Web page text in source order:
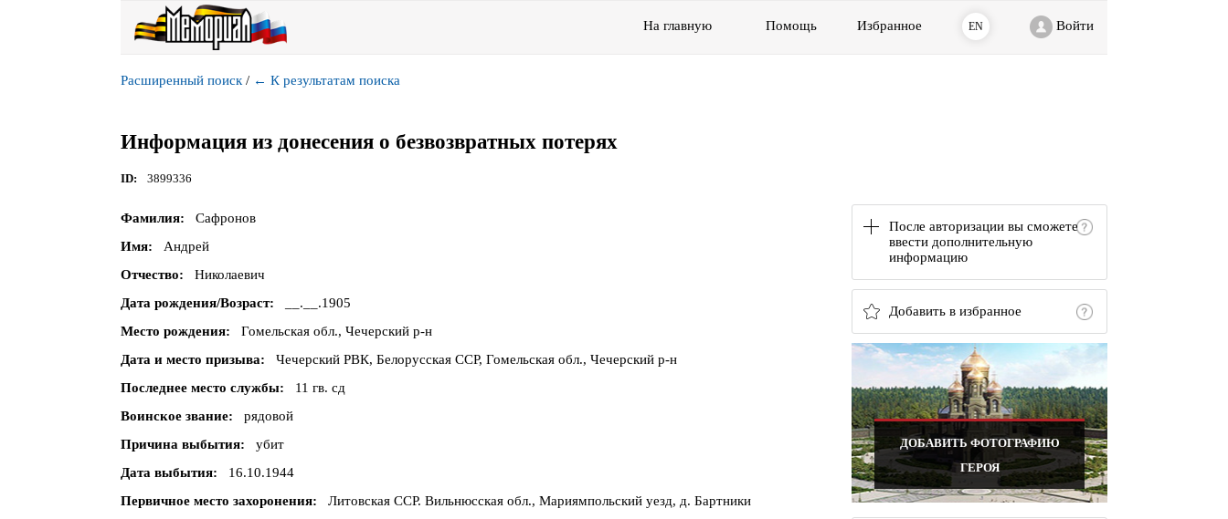
На главную Помощь Избранное EN Войти
Расширенный поиск / ← К результатам поиска
Информация из донесения о безвозвратных потерях
ID 3899336
После авторизации вы сможете
ввести дополнительную
информацию
Добавить в избранное
ДОБАВИТЬ ФОТОГРАФИЮ
ГЕРОЯ
Фамилия
Сафронов
Имя
Андрей
Отчество
Николаевич
Дата рождения/Возраст
__.__.1905
Место рождения
Гомельская обл., Чечерский р-н
Дата и место призыва
Чечерский РВК, Белорусская ССР, Гомельская обл., Чечерский р-н
Последнее место службы
11 гв. сд
Воинское звание
рядовой
Причина выбытия
убит
Дата выбытия
16.10.1944
Первичное место захоронения
Литовская ССР. Вильнюсская обл., Мариямпольский уезд, д. Бартники